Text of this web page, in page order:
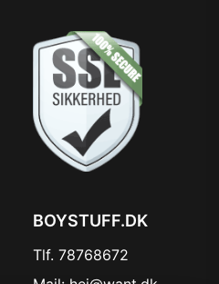
BOYSTUFF.DK
Tlf. 78768672